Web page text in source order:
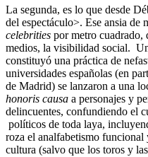
La segunda, es lo que desde
del espectáculo>. Ese ansia de
celebrities por metro cuadrado,
medios, la visibilidad social.
constituyó una práctica de
universidades españolas (en
de Madrid) se lanzaron a una
honoris causa a personajes y
delincuentes, confundiendo el
políticos de toda laya,
roza el analfabetismo
cultura (salvo que los toros y